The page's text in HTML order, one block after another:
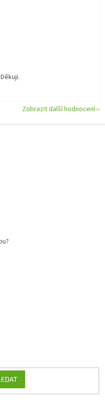
5 z 5 hvězdiček.
Zobrazit další hodnocení